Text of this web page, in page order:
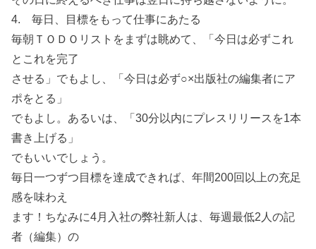
4. 毎日、目標をもって仕事にあたる
毎朝ＴＯＤＯリストをまずは眺めて、「今日は必ずこれ
とこれを完了
させる」でもよし、「今日は必ず○×出版社の編集者にア
ポをとる」
でもよし。あるいは、「30分以内にプレスリリースを1本
書き上げる」
でもいいでしょう。
毎日一つずつ目標を達成できれば、年間200回以上の充足
感を味わえ
ます！ちなみに4月入社の弊社新人は、毎週最低2人の記
者（編集）の